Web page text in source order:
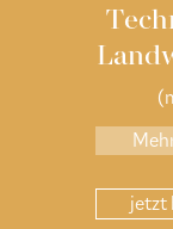
jetzt